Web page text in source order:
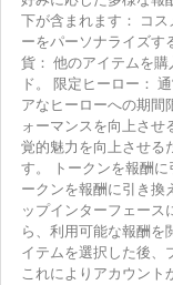
下が含まれます： コ
ーをパーソナライズす
貨： 他のアイテムを
ド。 限定ヒーロー：
アなヒーローへの期間
ォーマンスを向上させ
覚的魅力を向上させる
す。 トークンを報酬
ークンを報酬に引き換
ップインターフェース
ら、利用可能な報酬を
イテムを選択した後、
これによりアカウント